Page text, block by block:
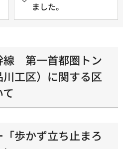
ました。
線 第一首都圏トン
工区）に関する区
歩かず立ち止まろ